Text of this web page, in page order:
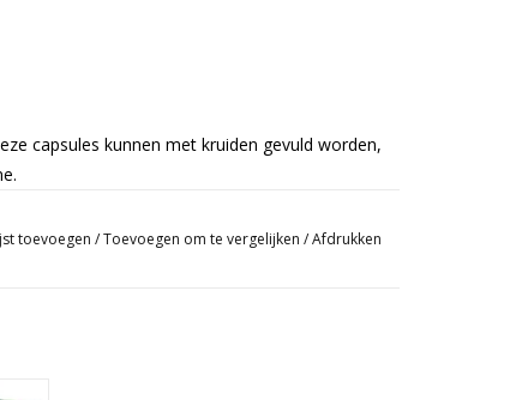
capsules kunnen met kruiden gevuld worden,
toevoegen /Toevoegen om te vergelijken /Afdrukken